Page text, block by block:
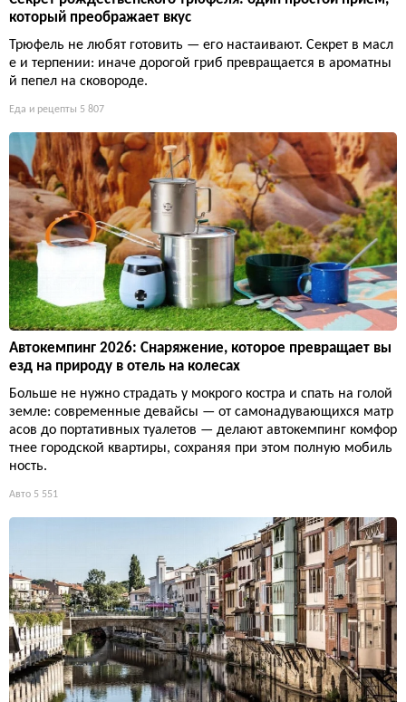
который преображает вкус
Трюфель не любят готовить — его настаивают. Секрет в масл
е и терпении: иначе дорогой гриб превращается в ароматны
й пепел на сковороде.
Еда и рецепты 5 807
Автокемпинг 2026: Снаряжение, которое превращает вы
езд на природу в отель на колесах
Больше не нужно страдать у мокрого костра и спать на голой
земле: современные девайсы — от самонадувающихся матр
асов до портативных туалетов — делают автокемпинг комфор
тнее городской квартиры, сохраняя при этом полную мобиль
ность.
Авто 5 551